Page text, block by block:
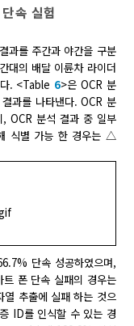
속 실험
과를 주간과 야간을 구분
대의 배달 이륜차 라이더
. <Table 6>은 OCR 분
과를 나타낸다. OCR 분
OCR 분석 결과 중 일부
식별 가능 한 경우는 △
단속 성공하였으며,
폰 단속 실패의 경우는
열 추출에 실패 하는 것으
ID를 인식할 수 있는 경